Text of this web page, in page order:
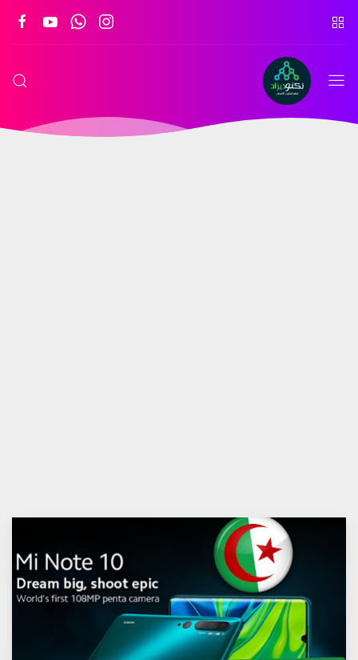
تكنو
ديزاد